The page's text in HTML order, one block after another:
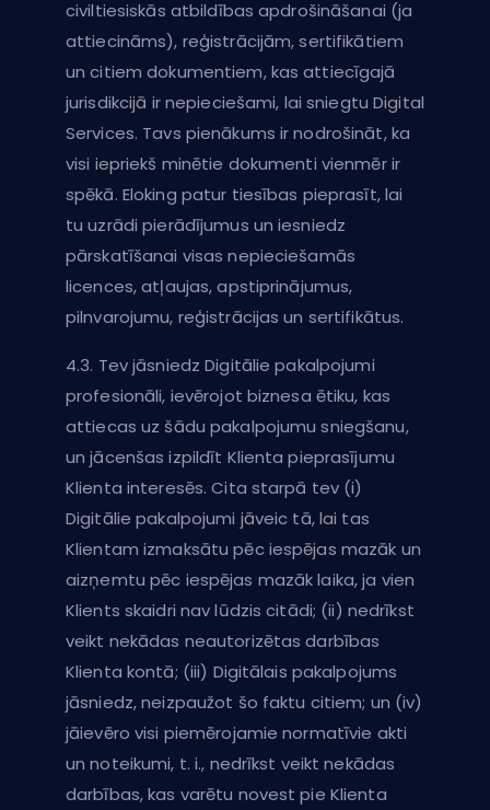
civiltiesiskās atbildības apdrošināšanai (ja
attiecināms), reģistrācijām, sertifikātiem
un citiem dokumentiem, kas attiecīgajā
jurisdikcijā ir nepieciešami, lai sniegtu Digital
Services. Tavs pienākums ir nodrošināt, ka
visi iepriekš minētie dokumenti vienmēr ir
spēkā. Eloking patur tiesības pieprasīt, lai
tu uzrādi pierādījumus un iesniedz
pārskatīšanai visas nepieciešamās
licences, atļaujas, apstiprinājumus,
pilnvarojumu, reģistrācijas un sertifikātus.
4.3. Tev jāsniedz Digitālie pakalpojumi
profesionāli, ievērojot biznesa ētiku, kas
attiecas uz šādu pakalpojumu sniegšanu,
un jācenšas izpildīt Klienta pieprasījumu
Klienta interesēs. Cita starpā tev (i)
Digitālie pakalpojumi jāveic tā, lai tas
Klientam izmaksātu pēc iespējas mazāk un
aizņemtu pēc iespējas mazāk laika, ja vien
Klients skaidri nav lūdzis citādi; (ii) nedrīkst
veikt nekādas neautorizētas darbības
Klienta kontā; (iii) Digitālais pakalpojums
jāsniedz, neizpaužot šo faktu citiem; un (iv)
jāievēro visi piemērojamie normatīvie akti
un noteikumi, t. i., nedrīkst veikt nekādas
darbības, kas varētu novest pie Klienta